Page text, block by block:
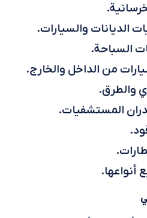
الديانات والسيارات.
السباحة.
من الداخل والخارج.
والطرق.
المستشفيات.
أنواعها.